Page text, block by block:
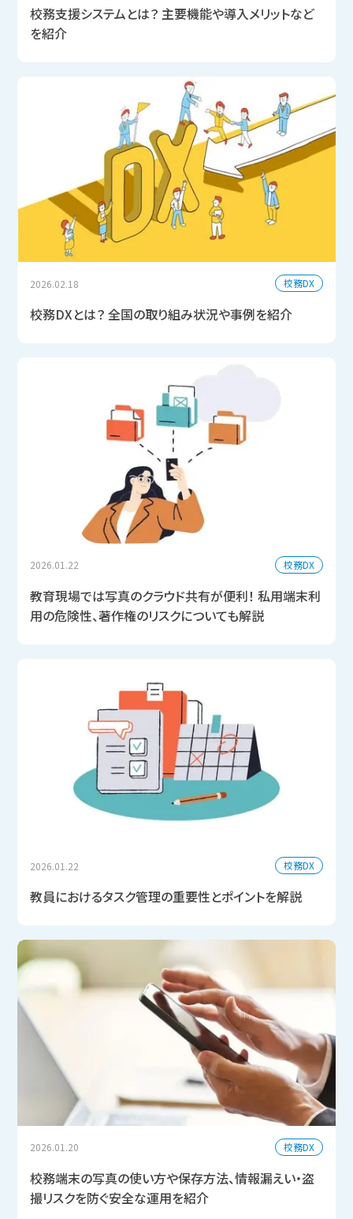
校務支援システムとは？ 主要機能や導入メリットなど
を紹介
2026.02.18 校務DX
校務DXとは？ 全国の取り組み状況や事例を紹介
2026.01.22 校務DX
教育現場では写真のクラウド共有が便利！ 私用端末利
用の危険性、著作権のリスクについても解説
2026.01.22 校務DX
教員におけるタスク管理の重要性とポイントを解説
2026.01.20 校務DX
校務端末の写真の使い方や保存方法、情報漏えい・盗
撮リスクを防ぐ安全な運用を紹介